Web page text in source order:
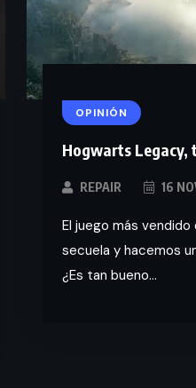
OPINIÓN
Hogwarts Legacy,
REPAIR 16
El juego más
secuela y hacemos
¿Es tan bueno...